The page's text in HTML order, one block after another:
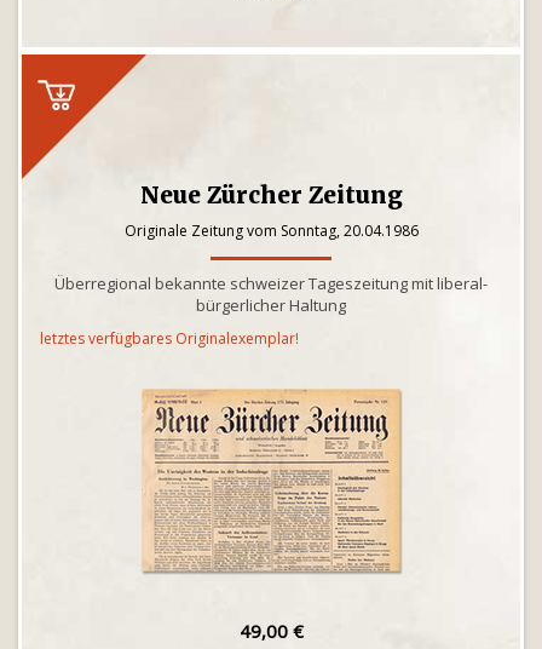
Neue Zürcher Zeitung
Originale Zeitung vom Sonntag, 20.04.1986
Überregional bekannte schweizer Tageszeitung mit liberal-
bürgerlicher Haltung
letztes verfügbares Originalexemplar!
49,00 €